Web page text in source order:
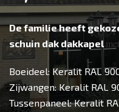
De familie heeft
schuin dak dakkapelmet
Boeideel: Keralit RAL
Zijwangen: Keralit RAL
Tussenpaneel: Keralit